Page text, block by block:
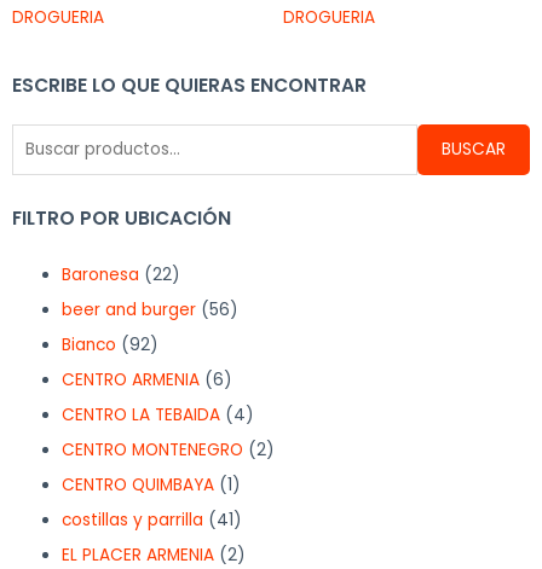
DROGUERIA
DROGUERIA
ESCRIBE LO QUE QUIERAS ENCONTRAR
BUSCAR
FILTRO POR UBICACIÓN
Baronesa (22)
beer and burger (56)
Bianco (92)
CENTRO ARMENIA (6)
CENTRO LA TEBAIDA (4)
CENTRO MONTENEGRO (2)
CENTRO QUIMBAYA (1)
costillas y parrilla (41)
EL PLACER ARMENIA (2)